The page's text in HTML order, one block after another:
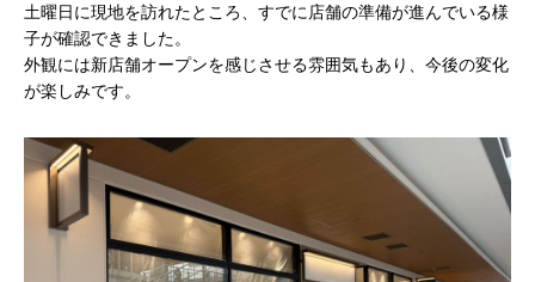
土曜日に現地を訪れたところ、すでに店舗の準備が進んでいる様
子が確認できました。
外観には新店舗オープンを感じさせる雰囲気もあり、今後の変化
が楽しみです。